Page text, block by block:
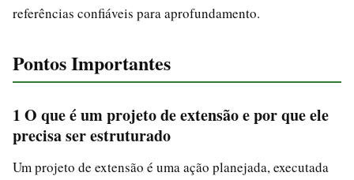
referências confiáveis para aprofundamento.
Pontos Importantes
1 O que é um projeto de extensão e por que ele
precisa ser estruturado
Um projeto de extensão é uma ação planejada, executada